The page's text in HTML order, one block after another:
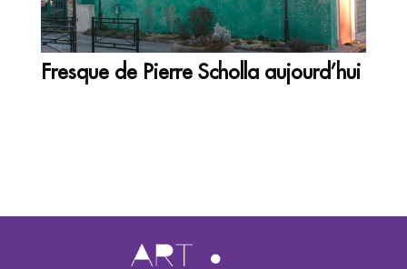
Fresque de Pierre Scholla aujourd’hui